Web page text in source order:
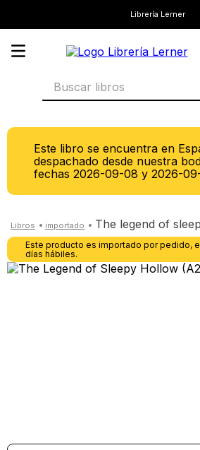
Librería Lerner
Buscar libros
Este libro se encuentra en
despachado desde nuestra
fechas2026-09-08 y2026-
the legend of
Este producto es importado por pedido,
días hábiles.